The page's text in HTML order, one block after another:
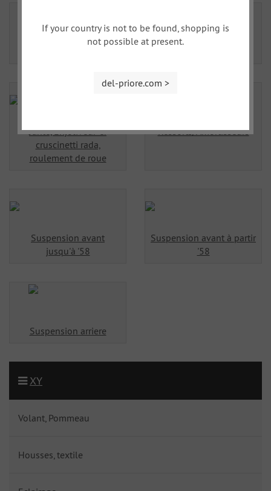
Jante, Enjoliveur &
cruscinetti rada,
roulement de roue
Ressorts/Amortisseurs
Suspension avant
jusqu'à '58
Suspension avant à partir
'58
Suspension arriere
XY
Volant, Pommeau
Housses, textile
If your country is not to be found, shopping is
not possible at present.
del-priore.com >